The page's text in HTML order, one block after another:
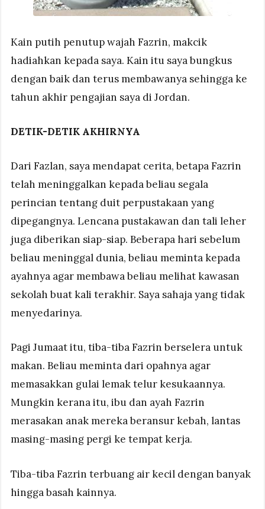
Kain putih penutup wajah Fazrin, makcik
hadiahkan kepada saya. Kain itu saya bungkus
dengan baik dan terus membawanya sehingga ke
tahun akhir pengajian saya di Jordan.
DETIK-DETIK AKHIRNYA
Dari Fazlan, saya mendapat cerita, betapa Fazrin
telah meninggalkan kepada beliau segala
perincian tentang duit perpustakaan yang
dipegangnya. Lencana pustakawan dan tali leher
juga diberikan siap-siap. Beberapa hari sebelum
beliau meninggal dunia, beliau meminta kepada
ayahnya agar membawa beliau melihat kawasan
sekolah buat kali terakhir. Saya sahaja yang tidak
menyedarinya.
Pagi Jumaat itu, tiba-tiba Fazrin berselera untuk
makan. Beliau meminta dari opahnya agar
memasakkan gulai lemak telur kesukaannya.
Mungkin kerana itu, ibu dan ayah Fazrin
merasakan anak mereka beransur kebah, lantas
masing-masing pergi ke tempat kerja.
Tiba-tiba Fazrin terbuang air kecil dengan banyak
hingga basah kainnya.